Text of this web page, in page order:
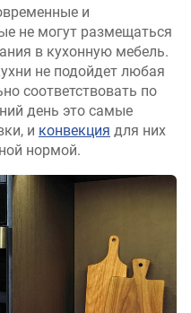
и
не могут размещаться
в кухонную мебель.
не подойдет любая
соответствовать по
день это самые
и конвекция для них
нормой.